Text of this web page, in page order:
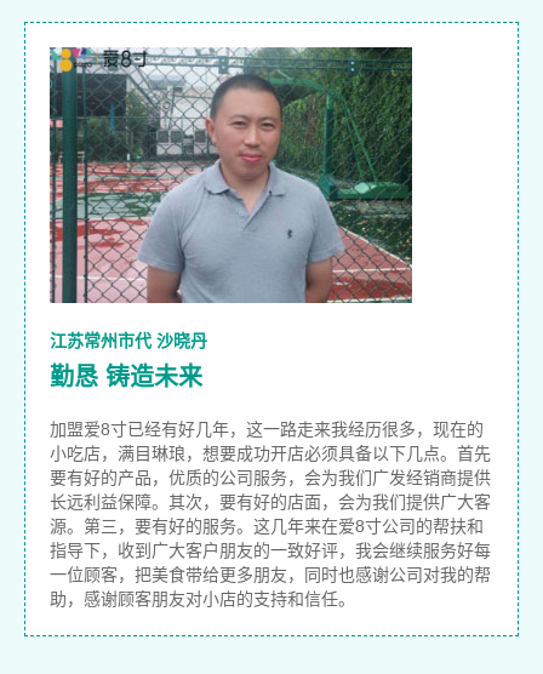
江苏常州市代 沙晓丹
勤恳 铸造未来
加盟爱8寸已经有好几年，这一路走来我经历很多，现在的
小吃店，满目琳琅，想要成功开店必须具备以下几点。首先
要有好的产品，优质的公司服务，会为我们广发经销商提供
长远利益保障。其次，要有好的店面，会为我们提供广大客
源。第三，要有好的服务。这几年来在爱8寸公司的帮扶和
指导下，收到广大客户朋友的一致好评，我会继续服务好每
一位顾客，把美食带给更多朋友，同时也感谢公司对我的帮
助，感谢顾客朋友对小店的支持和信任。